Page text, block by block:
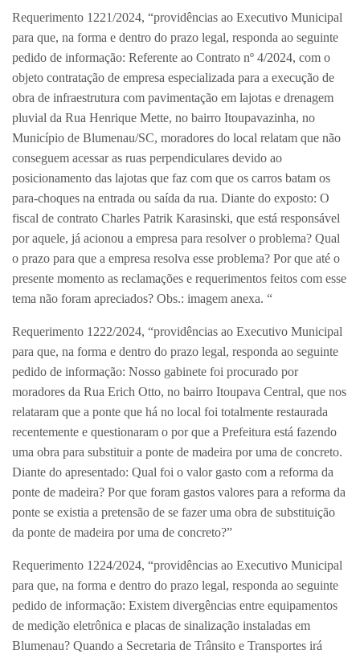
Requerimento 1221/2024, “providências ao Executivo Municipal
para que, na forma e dentro do prazo legal, responda ao seguinte
pedido de informação: Referente ao Contrato nº 4/2024, com o
objeto contratação de empresa especializada para a execução de
obra de infraestrutura com pavimentação em lajotas e drenagem
pluvial da Rua Henrique Mette, no bairro Itoupavazinha, no
Município de Blumenau/SC, moradores do local relatam que não
conseguem acessar as ruas perpendiculares devido ao
posicionamento das lajotas que faz com que os carros batam os
para-choques na entrada ou saída da rua. Diante do exposto: O
fiscal de contrato Charles Patrik Karasinski, que está responsável
por aquele, já acionou a empresa para resolver o problema? Qual
o prazo para que a empresa resolva esse problema? Por que até o
presente momento as reclamações e requerimentos feitos com esse
tema não foram apreciados? Obs.: imagem anexa. “
Requerimento 1222/2024, “providências ao Executivo Municipal
para que, na forma e dentro do prazo legal, responda ao seguinte
pedido de informação: Nosso gabinete foi procurado por
moradores da Rua Erich Otto, no bairro Itoupava Central, que nos
relataram que a ponte que há no local foi totalmente restaurada
recentemente e questionaram o por que a Prefeitura está fazendo
uma obra para substituir a ponte de madeira por uma de concreto.
Diante do apresentado: Qual foi o valor gasto com a reforma da
ponte de madeira? Por que foram gastos valores para a reforma da
ponte se existia a pretensão de se fazer uma obra de substituição
da ponte de madeira por uma de concreto?”
Requerimento 1224/2024, “providências ao Executivo Municipal
para que, na forma e dentro do prazo legal, responda ao seguinte
pedido de informação: Existem divergências entre equipamentos
de medição eletrônica e placas de sinalização instaladas em
Blumenau? Quando a Secretaria de Trânsito e Transportes irá